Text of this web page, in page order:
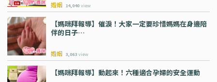
婚姻 14,040 view
【媽咪拜報導】催淚！大家一定要珍惜媽媽在身邊陪
伴的日子…
婚姻 3,063 view
【媽咪拜報導】動起來！六種適合孕婦的安全運動